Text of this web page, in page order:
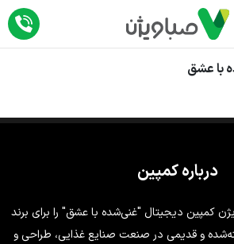
با عشق
درباره کمپین
سال 1399، صباویژن کمپین دیجیتال "غنی‌شده با عشق" را برای برند
و قدیمی در صنعت صنایع غذایی، طراحی و